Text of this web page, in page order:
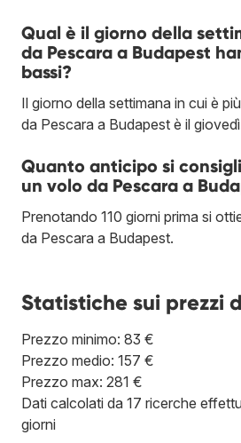
Qual è il giorno della
da Pescara a Budapest
bassi?
Il giorno della settimana in cui è
da Pescara a Budapest è il
Quanto anticipo si
un volo da Pescara a
Prenotando 110 giorni prima si
da Pescara a Budapest.
Statistiche sui prezzi
Prezzo minimo: 83 €
Prezzo medio: 157 €
Prezzo max: 281 €
Dati calcolati da 17 ricerche
giorni